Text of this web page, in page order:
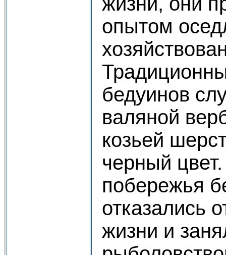
опытом
бедуинов
валяной
козьей
черный
побережья
отказались
жизни и